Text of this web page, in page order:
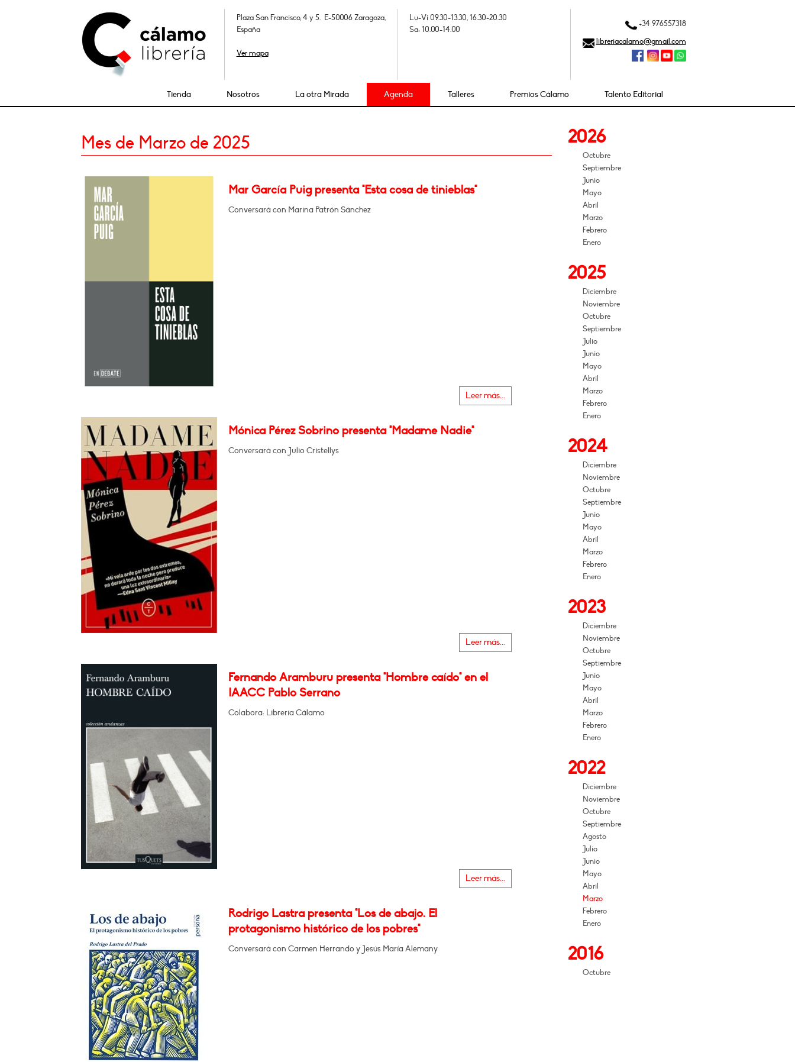
Plaza San Francisco, 4 y 5. E-50006 Zaragoza,
España
Ver mapa
Lu-Vi 09.30-13.30, 16.30-20.30
Sa: 10.00-14.00
+34 976557318
libreriacalamo@gmail.com
Tienda Nosotros La otra Mirada Agenda Talleres Premios Cálamo Talento Editorial
Mes de Marzo de 2025
Mar García Puig presenta "Esta cosa de tinieblas"
Conversará con Marina Patrón Sánchez
Leer más...
Mónica Pérez Sobrino presenta "Madame Nadie"
Conversará con Julio Cristellys
Leer más...
Fernando Aramburu presenta "Hombre caído" en el
IAACC Pablo Serrano
Colabora: Librería Cálamo
Leer más...
Rodrigo Lastra presenta "Los de abajo. El
protagonismo histórico de los pobres"
Conversará con Carmen Herrando y Jesús María Alemany
2026
Octubre
Septiembre
Junio
Mayo
Abril
Marzo
Febrero
Enero
2025
Diciembre
Noviembre
Octubre
Septiembre
Julio
Junio
Mayo
Abril
Marzo
Febrero
Enero
2024
Diciembre
Noviembre
Octubre
Septiembre
Junio
Mayo
Abril
Marzo
Febrero
Enero
2023
Diciembre
Noviembre
Octubre
Septiembre
Junio
Mayo
Abril
Marzo
Febrero
Enero
2022
Diciembre
Noviembre
Octubre
Septiembre
Agosto
Julio
Junio
Mayo
Abril
Marzo
Febrero
Enero
2016
Octubre